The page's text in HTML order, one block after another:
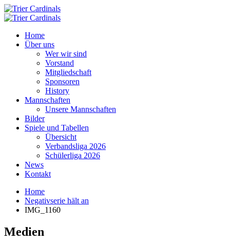
Home
Über uns
Wer wir sind
Vorstand
Mitgliedschaft
Sponsoren
History
Mannschaften
Unsere Mannschaften
Bilder
Spiele und Tabellen
Übersicht
Verbandsliga 2026
Schülerliga 2026
News
Kontakt
Home
Negativserie hält an
IMG_1160
Medien